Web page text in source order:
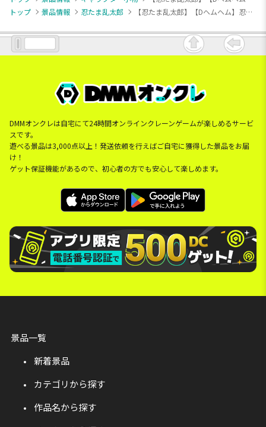
トップ
景品情報 忍たま乱太郎 【忍たま乱太郎】【Dヘムヘム】忍たま乱太郎 もちぴこマスコット 第一弾
DMMオンクレは自宅にて24時間オンラインクレーンゲームが楽しめるサービ
スです。
遊べる景品は3,000点以上！発送依頼を行えばご自宅に獲得した景品をお届
け！
ゲット保証機能があるので、初心者の方でも安心して楽しめます。
景品一覧
新着景品
カテゴリから探す
作品名から探す